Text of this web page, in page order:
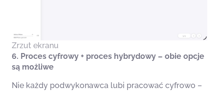
Zrzut ekranu
6. Proces cyfrowy + proces hybrydowy – obie opcje
są możliwe
Nie każdy podwykonawca lubi pracować cyfrowo –